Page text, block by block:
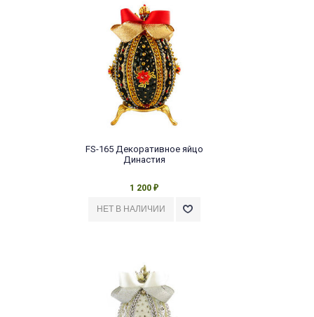
FS-165 Декоративное яйцо
Династия
1 200 ₽